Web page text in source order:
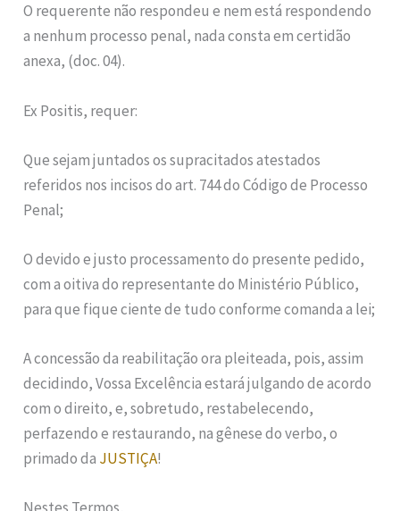
O requerente não respondeu e nem está respondendo
a nenhum processo penal, nada consta em certidão
anexa, (doc. 04).
Ex Positis, requer:
Que sejam juntados os supracitados atestados
referidos nos incisos do art. 744 do Código de Processo
Penal;
O devido e justo processamento do presente pedido,
com a oitiva do representante do Ministério Público,
para que fique ciente de tudo conforme comanda a lei;
A concessão da reabilitação ora pleiteada, pois, assim
decidindo, Vossa Excelência estará julgando de acordo
com o direito, e, sobretudo, restabelecendo,
perfazendo e restaurando, na gênese do verbo, o
primado da JUSTIÇA!